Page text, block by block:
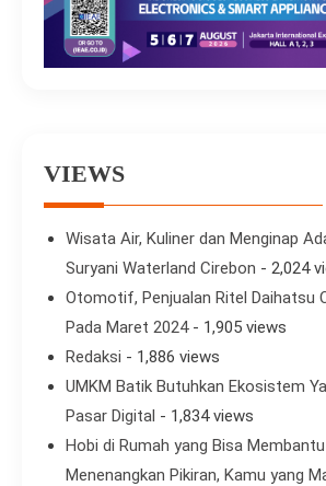
VIEWS
Wisata Air, Kuliner dan Menginap
Suryani Waterland Cirebon - 2,024
Otomotif, Penjualan Ritel Daihatsu
Pada Maret 2024- 1,905 views
Redaksi - 1,886 views
UMKM Batik Butuhkan Ekosistem
Pasar Digital - 1,834 views
Hobi di Rumah yang Bisa
Menenangkan Pikiran, Kamu yang